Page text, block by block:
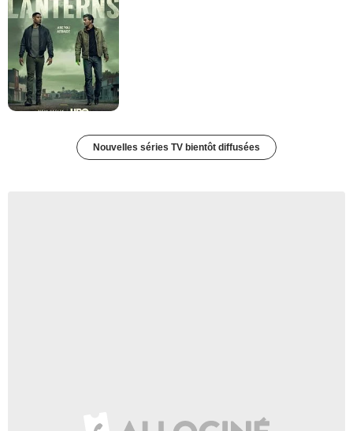
Nouvelles séries TV bientôt diffusées